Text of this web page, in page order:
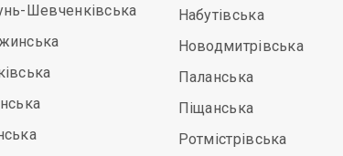
Шевченківська
Набутівська
Новодмитрівська
Паланська
Піщанська
Ротмістрівська